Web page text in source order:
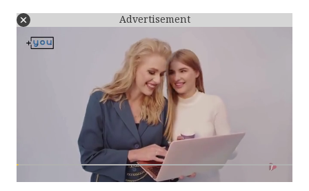
Advertisement